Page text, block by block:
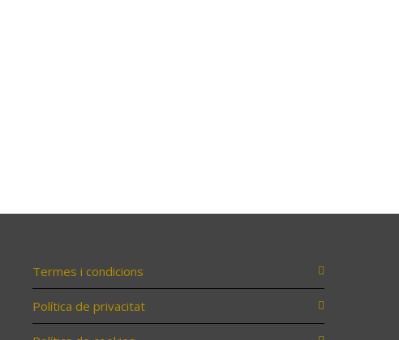
Termes i condicions
Política de privacitat